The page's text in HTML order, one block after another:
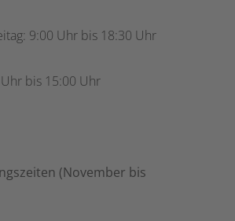
9:00 Uhr bis 18:30 Uhr
bis 15:00 Uhr
(November bis